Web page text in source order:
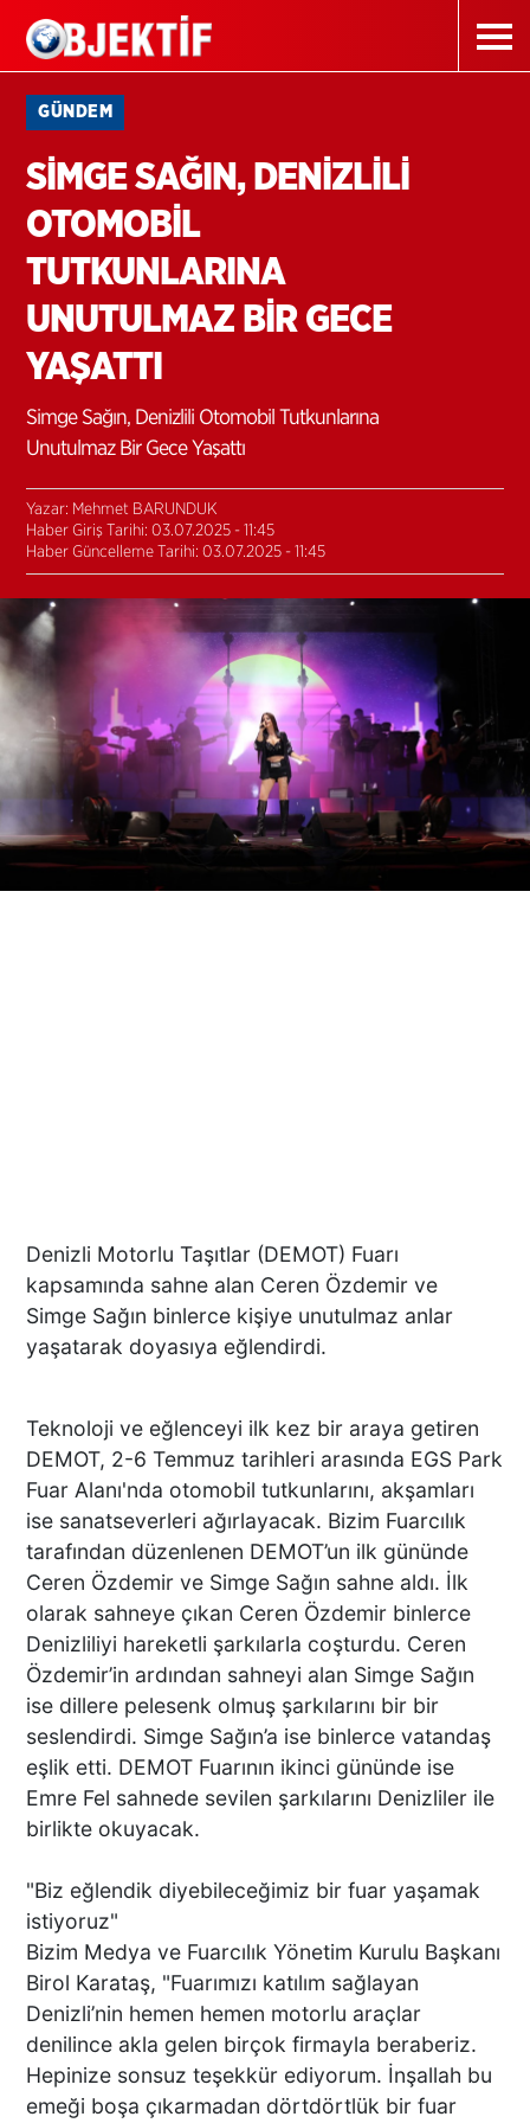
GÜNDEM
SİMGE SAĞIN, DENİZLİLİ
OTOMOBİL
TUTKUNLARINA
UNUTULMAZ BİR GECE
YAŞATTI
Simge Sağın, Denizlili Otomobil Tutkunlarına
Unutulmaz Bir Gece Yaşattı
Yazar: Mehmet BARUNDUK
Haber Giriş Tarihi: 03.07.2025 - 11:45
Haber Güncelleme Tarihi: 03.07.2025 - 11:45
Denizli Motorlu Taşıtlar (DEMOT) Fuarı
kapsamında sahne alan Ceren Özdemir ve
Simge Sağın binlerce kişiye unutulmaz anlar
yaşatarak doyasıya eğlendirdi.
Teknoloji ve eğlenceyi ilk kez bir araya getiren
DEMOT, 2-6 Temmuz tarihleri arasında EGS Park
Fuar Alanı'nda otomobil tutkunlarını, akşamları
ise sanatseverleri ağırlayacak. Bizim Fuarcılık
tarafından düzenlenen DEMOT’un ilk gününde
Ceren Özdemir ve Simge Sağın sahne aldı. İlk
olarak sahneye çıkan Ceren Özdemir binlerce
Denizliliyi hareketli şarkılarla coşturdu. Ceren
Özdemir’in ardından sahneyi alan Simge Sağın
ise dillere pelesenk olmuş şarkılarını bir bir
seslendirdi. Simge Sağın’a ise binlerce vatandaş
eşlik etti. DEMOT Fuarının ikinci gününde ise
Emre Fel sahnede sevilen şarkılarını Denizliler ile
birlikte okuyacak.
"Biz eğlendik diyebileceğimiz bir fuar yaşamak
istiyoruz"
Bizim Medya ve Fuarcılık Yönetim Kurulu Başkanı
Birol Karataş, "Fuarımızı katılım sağlayan
Denizli’nin hemen hemen motorlu araçlar
denilince akla gelen birçok firmayla beraberiz.
Hepinize sonsuz teşekkür ediyorum. İnşallah bu
emeği boşa çıkarmadan dörtdörtlük bir fuar